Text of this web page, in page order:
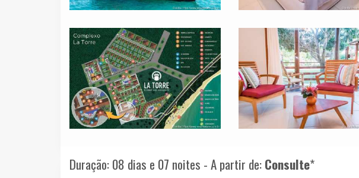
Duração: 08 dias e 07 noites - A partir de:Consulte*